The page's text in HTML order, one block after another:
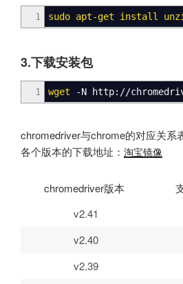
1 sudo apt-get install
3.下载安装包
1 wget -N http: //
chromedriver与chrome的对应关系
各个版本的下载地址： 淘宝镜像
chromedriver版本
v2.41
v2.40
v2.39